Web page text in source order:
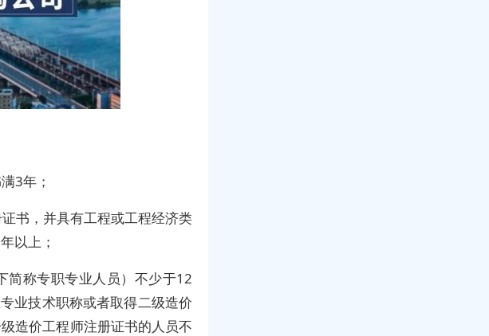
3年；
书，并具有工程或工程经济类
以上；
简称专职专业人员）不少于12
业技术职称或者取得二级造价
造价工程师注册证书的人员不